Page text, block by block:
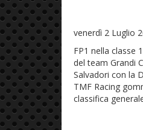
venerdì 2 Luglio
FP1 nella classe
del team Grandi
Salvadori con la
TMF Racing
classifica